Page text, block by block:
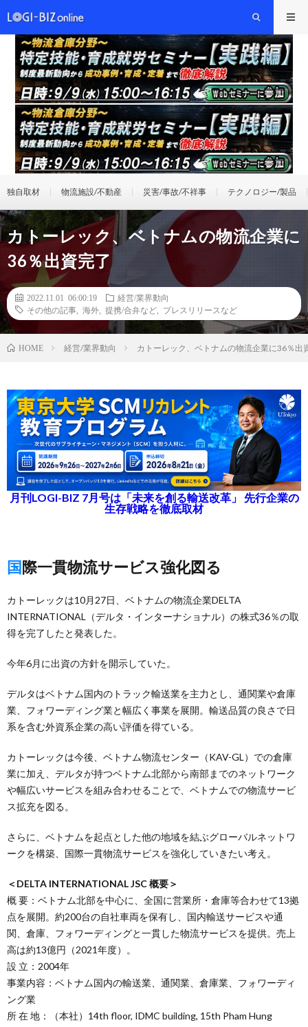
独自取材 物流施設/不動産 災害/事故/不祥事 テクノロジー/製品
カトーレック、ベトナムの物流企業に
36％出資完了
2022.11.01 06:00:19
経営/業界動向
その他の記事
海外 提携/合弁など プレスリリースなど
HOME 経営/業界動向 カトーレック、ベトナムの物流企業に36％出
月刊LOGI-BIZ 7月号は「未来を創る輸送改革」 先行企業の
生存戦略を徹底取材
国際一貫物流サービス強化図る
カトーレックは10月27日、ベトナムの物流企業DELTA
INTERNATIONAL（デルタ・インターナショナル）の株式36％の取
得を完了したと発表した。
今年6月に出資の方針を開示していた。
デルタはベトナム国内のトラック輸送業を主力とし、通関業や倉庫
業、フォワーディング業と幅広く事業を展開。輸送品質の良さで日
系を含む外資系企業の高い評価を得ている。
カトーレックは今後、ベトナム物流センター（KAV-GL）での倉庫
業に加え、デルタが持つベトナム北部から南部までのネットワーク
や幅広いサービスを組み合わせることで、ベトナムでの物流サービ
ス拡充を図る。
さらに、ベトナムを起点とした他の地域を結ぶグローバルネットワ
ークを構築、国際一貫物流サービスを強化していきたい考え。
＜DELTA INTERNATIONAL JSC 概要＞
概 要：ベトナム北部を中心に、全国に営業所・倉庫等合わせて13拠
点を展開。約200台の自社車両を保有し、国内輸送サービスや通
関、倉庫、フォワーディングと一貫した物流サービスを提供。売上
高は約13億円（2021年度）。
設 立：2004年
事業内容：ベトナム国内の輸送業、通関業、倉庫業、フォワーディ
ング業
所 在 地：（本社）14th floor, IDMC building, 15th Pham Hung